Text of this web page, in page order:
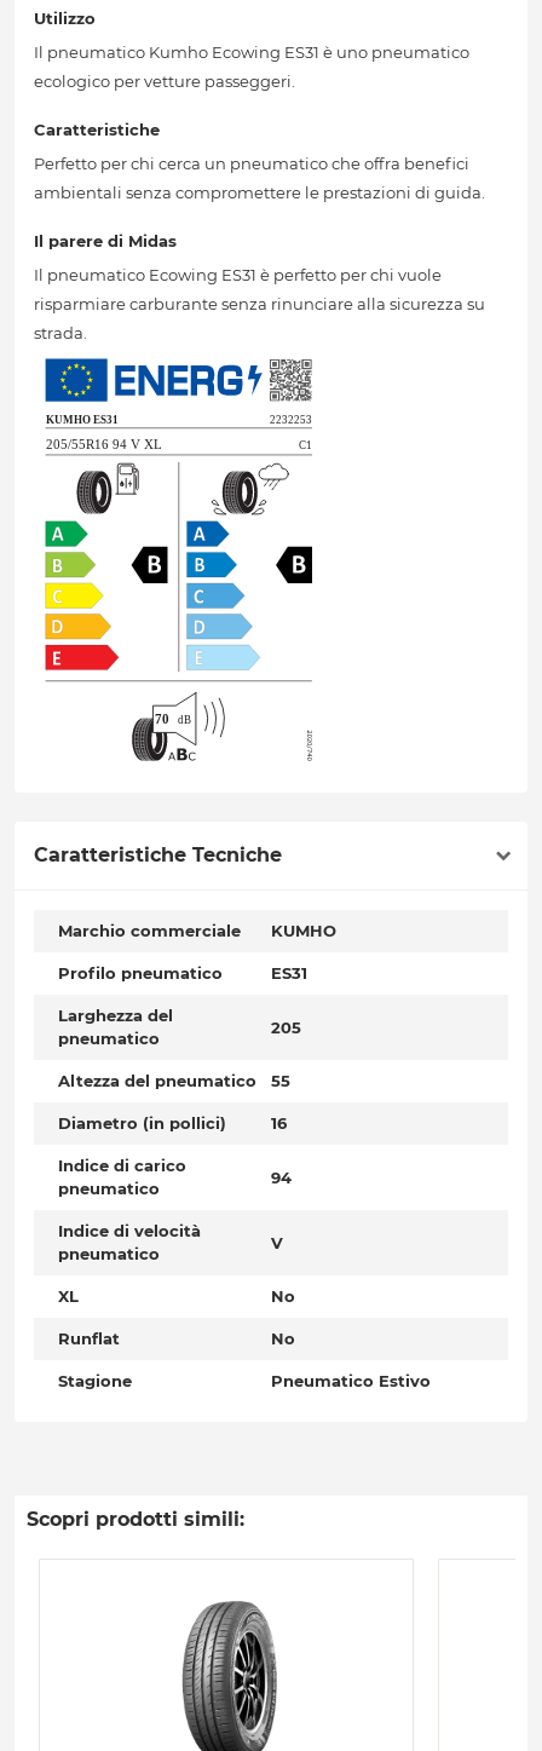
Utilizzo
Il pneumatico Kumho Ecowing ES31 è uno pneumatico
ecologico per vetture passeggeri.
Caratteristiche
Perfetto per chi cerca un pneumatico che offra benefici
ambientali senza compromettere le prestazioni di guida.
Il parere di Midas
Il pneumatico Ecowing ES31 è perfetto per chi vuole
risparmiare carburante senza rinunciare alla sicurezza su
strada.
Caratteristiche Tecniche
Marchio commerciale KUMHO
Profilo pneumatico ES31
Larghezza del
pneumatico
205
Altezza del pneumatico 55
Diametro (in pollici) 16
Indice di carico
pneumatico
94
Indice di velocità
pneumatico
V
XL No
Runflat No
Stagione Pneumatico Estivo
Scopri prodotti simili: